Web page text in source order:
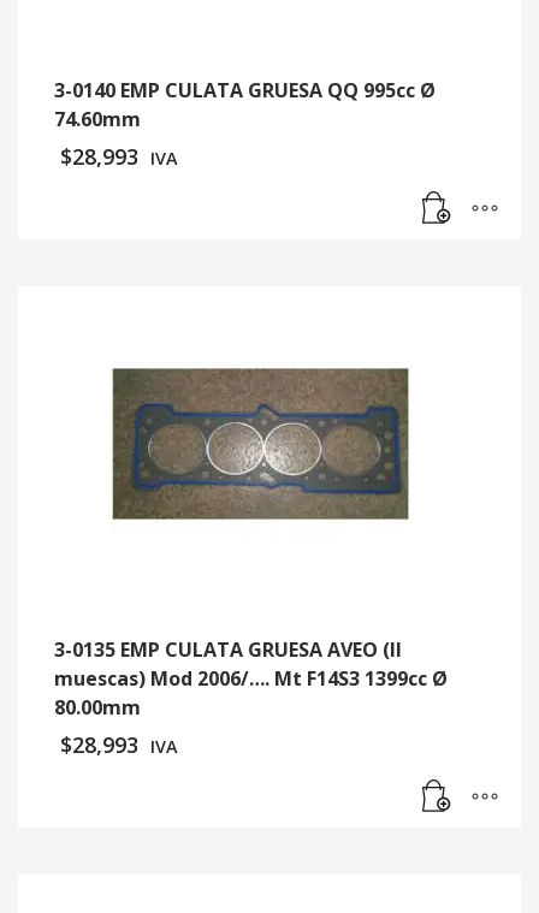
3-0140 EMP CULATA GRUESA QQ 995cc Ø
74.60mm
$28,993 IVA
3-0135 EMP CULATA GRUESA AVEO (II
muescas) Mod 2006/…. Mt F14S3 1399cc Ø
80.00mm
$28,993 IVA